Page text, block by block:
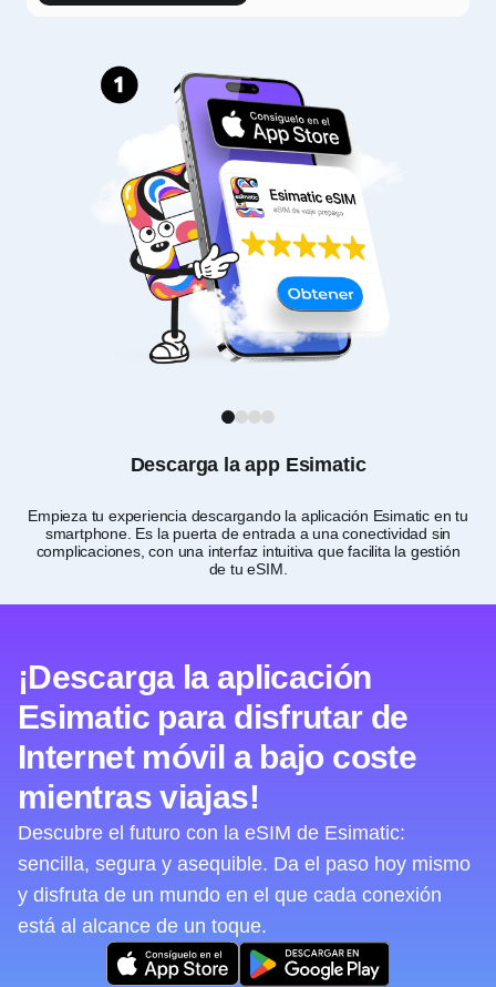
Descarga la app Esimatic
Empieza tu experiencia descargando la aplicación Esimatic en tu
smartphone. Es la puerta de entrada a una conectividad sin
complicaciones, con una interfaz intuitiva que facilita la gestión
de tu eSIM.
1
¡Descarga la aplicación
Esimatic para disfrutar de
Internet móvil a bajo coste
mientras viajas!
Descubre el futuro con la eSIM de Esimatic:
sencilla, segura y asequible. Da el paso hoy mismo
y disfruta de un mundo en el que cada conexión
está al alcance de un toque.